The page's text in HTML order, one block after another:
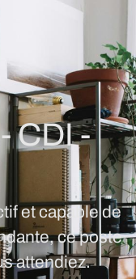
CDI -
et capable de
ce poste
attendiez.